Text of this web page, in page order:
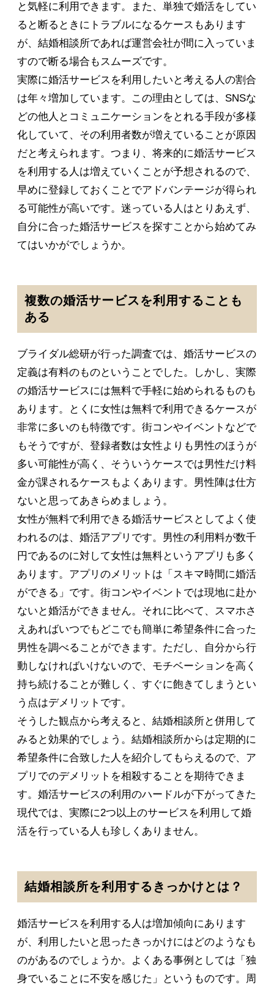
と気軽に利用できます。また、単独で婚活をしてい
ると断るときにトラブルになるケースもあります
が、結婚相談所であれば運営会社が間に入っていま
すので断る場合もスムーズです。
実際に婚活サービスを利用したいと考える人の割合
は年々増加しています。この理由としては、SNSな
どの他人とコミュニケーションをとれる手段が多様
化していて、その利用者数が増えていることが原因
だと考えられます。つまり、将来的に婚活サービス
を利用する人は増えていくことが予想されるので、
早めに登録しておくことでアドバンテージが得られ
る可能性が高いです。迷っている人はとりあえず、
自分に合った婚活サービスを探すことから始めてみ
てはいかがでしょうか。
複数の婚活サービスを利用することも
ある
ブライダル総研が行った調査では、婚活サービスの
定義は有料のものということでした。しかし、実際
の婚活サービスには無料で手軽に始められるものも
あります。とくに女性は無料で利用できるケースが
非常に多いのも特徴です。街コンやイベントなどで
もそうですが、登録者数は女性よりも男性のほうが
多い可能性が高く、そういうケースでは男性だけ料
金が課されるケースもよくあります。男性陣は仕方
ないと思ってあきらめましょう。
女性が無料で利用できる婚活サービスとしてよく使
われるのは、婚活アプリです。男性の利用料が数千
円であるのに対して女性は無料というアプリも多く
あります。アプリのメリットは「スキマ時間に婚活
ができる」です。街コンやイベントでは現地に赴か
ないと婚活ができません。それに比べて、スマホさ
えあればいつでもどこでも簡単に希望条件に合った
男性を調べることができます。ただし、自分から行
動しなければいけないので、モチベーションを高く
持ち続けることが難しく、すぐに飽きてしまうとい
う点はデメリットです。
そうした観点から考えると、結婚相談所と併用して
みると効果的でしょう。結婚相談所からは定期的に
希望条件に合致した人を紹介してもらえるので、ア
プリでのデメリットを相殺することを期待できま
す。婚活サービスの利用のハードルが下がってきた
現代では、実際に2つ以上のサービスを利用して婚
活を行っている人も珍しくありません。
結婚相談所を利用するきっかけとは？
婚活サービスを利用する人は増加傾向にあります
が、利用したいと思ったきっかけにはどのようなも
のがあるのでしょうか。よくある事例としては「独
身でいることに不安を感じた」というものです。周